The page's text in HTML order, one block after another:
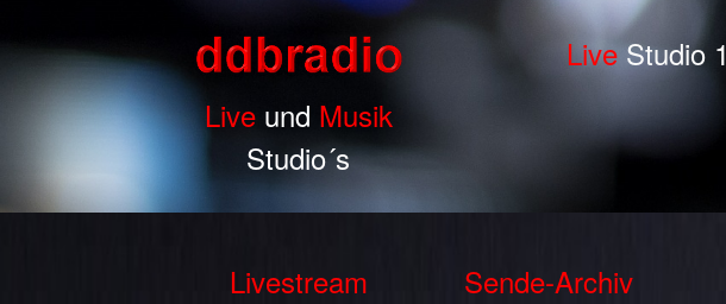
Live und Musik
Studio´s
Live Studio 1
Livestream Sende-Archiv